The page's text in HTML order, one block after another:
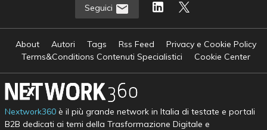
Seguici
About Autori Tags Rss Feed
Privacy e Cookie Policy
Terms&Conditions Contenuti Specialistici
Cookie Center
Nextwork360è il più grande network in Italia di testate e portali
B2B dedicati ai temi della Trasformazione Digitale e